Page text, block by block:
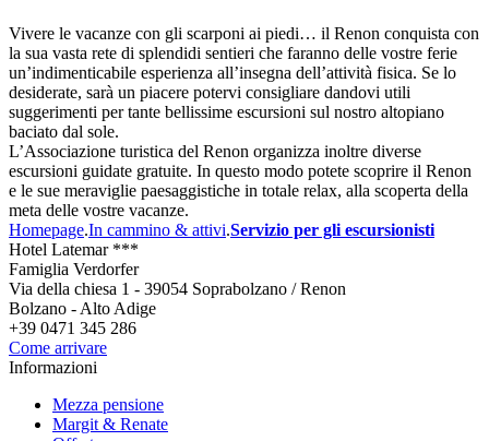
Vivere le vacanze con gli scarponi ai piedi… il Renon conquista con
la sua vasta rete di splendidi sentieri che faranno delle vostre ferie
un’indimenticabile esperienza all’insegna dell’attività fisica. Se lo
desiderate, sarà un piacere potervi consigliare dandovi utili
suggerimenti per tante bellissime escursioni sul nostro altopiano
baciato dal sole.
L’Associazione turistica del Renon organizza inoltre diverse
escursioni guidate gratuite. In questo modo potete scoprire il Renon
e le sue meraviglie paesaggistiche in totale relax, alla scoperta della
meta delle vostre vacanze.
Homepage.In cammino & attivi.Servizio per gli escursionisti
Hotel Latemar ***
Famiglia Verdorfer
Via della chiesa 1 - 39054 Soprabolzano / Renon
Bolzano - Alto Adige
+39 0471 345 286
Come arrivare
Informazioni
Mezza pensione
Margit & Renate